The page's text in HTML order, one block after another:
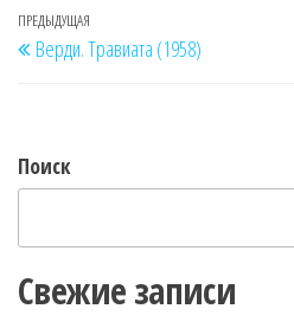
Навигация
по
Предыдущая
запись
ПРЕДЫДУЩАЯ
Верди. Травиата (1958)
Поиск
Свежие записи